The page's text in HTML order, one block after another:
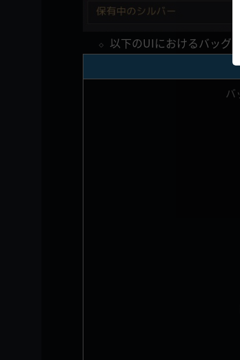
以下のUIにおけるバッグ
バ